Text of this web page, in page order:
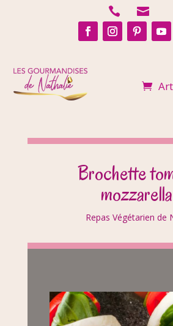
 
Brochette
mozzarella
Repas Végétarien de